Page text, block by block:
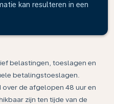
kan resulteren in een
belastingen, toeslagen en
betalingstoeslagen.
de afgelopen 48 uur en
zijn ten tijde van de